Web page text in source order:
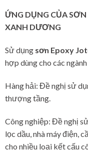
ỨNG DỤNG CỦASƠN
XANH DƯƠNG
Sử dụng sơn Epoxy
hợp dùng cho các
Hàng hải: Đề nghị sử
thượng tầng.
Công nghiệp: Đề nghị
lọc dầu, nhà máy điện,
cho nhiều loại kết cấu